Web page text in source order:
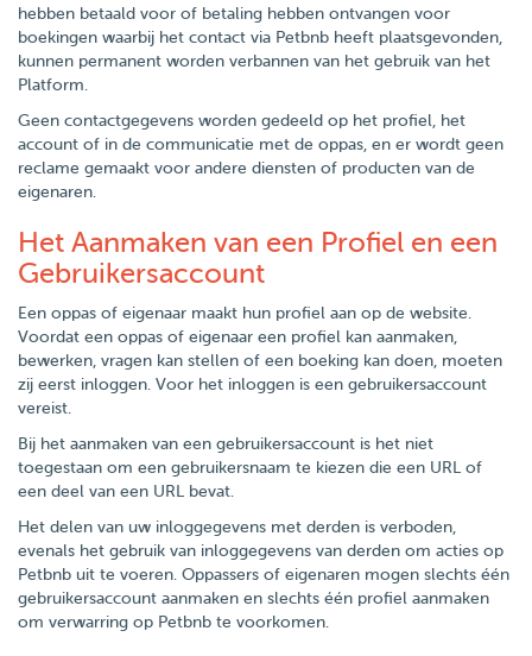
hebben betaald voor of betaling hebben ontvangen voor
boekingen waarbij het contact via Petbnb heeft plaatsgevonden,
kunnen permanent worden verbannen van het gebruik van het
Platform.
Geen contactgegevens worden gedeeld op het profiel, het
account of in de communicatie met de oppas, en er wordt geen
reclame gemaakt voor andere diensten of producten van de
eigenaren.
Het Aanmaken van een Profiel en een
Gebruikersaccount
Een oppas of eigenaar maakt hun profiel aan op de website.
Voordat een oppas of eigenaar een profiel kan aanmaken,
bewerken, vragen kan stellen of een boeking kan doen, moeten
zij eerst inloggen. Voor het inloggen is een gebruikersaccount
vereist.
Bij het aanmaken van een gebruikersaccount is het niet
toegestaan om een gebruikersnaam te kiezen die een URL of
een deel van een URL bevat.
Het delen van uw inloggegevens met derden is verboden,
evenals het gebruik van inloggegevens van derden om acties op
Petbnb uit te voeren. Oppassers of eigenaren mogen slechts één
gebruikersaccount aanmaken en slechts één profiel aanmaken
om verwarring op Petbnb te voorkomen.